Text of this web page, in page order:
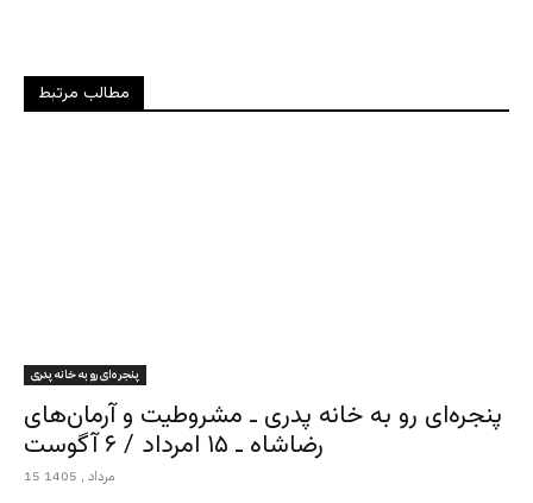
مطالب مرتبط
پنجره‌ای رو به خانه پدری
پنجره‌ای رو به خانه پدری ـ مشروطیت و آرمان‌های
رضاشاه ـ ۱۵ امرداد / ۶ آگوست
15 مرداد , 1405